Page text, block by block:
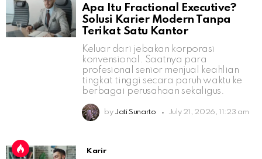
Apa Itu Fractional Executive?
Solusi Karier Modern Tanpa
Terikat Satu Kantor
Keluar dari jebakan korporasi
konvensional. Saatnya para
profesional senior menjual keahlian
tingkat tinggi secara paruh waktu ke
berbagai perusahaan sekaligus.
by Jati Sunarto July 21, 2026, 11:23 am
Karir